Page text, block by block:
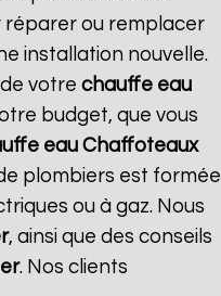
réparer ou remplacer
installation nouvelle.
votre chauffe eau
budget, que vous
eau Chaffoteaux
plombiers est formée
ou à gaz. Nous
, ainsi que des conseils
. Nos clients